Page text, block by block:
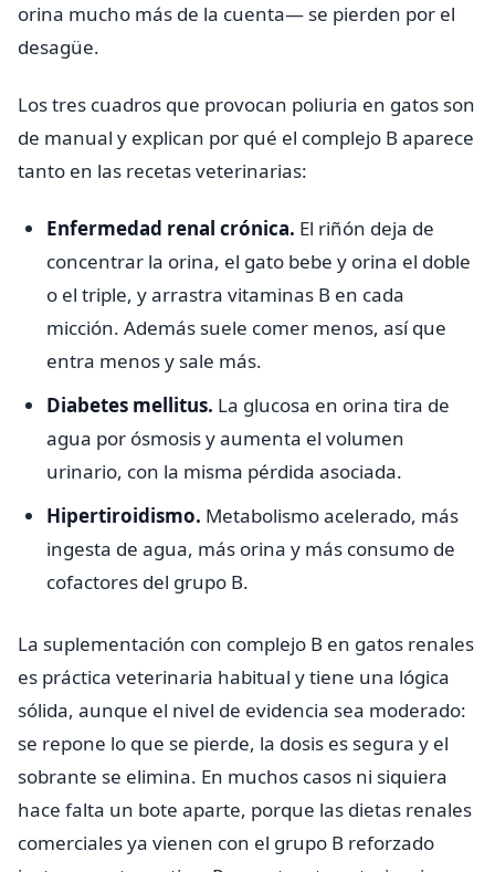
orina mucho más de la cuenta— se pierden por el
desagüe.
Los tres cuadros que provocan poliuria en gatos son
de manual y explican por qué el complejo B aparece
tanto en las recetas veterinarias:
Enfermedad renal crónica. El riñón deja de
concentrar la orina, el gato bebe y orina el doble
o el triple, y arrastra vitaminas B en cada
micción. Además suele comer menos, así que
entra menos y sale más.
Diabetes mellitus. La glucosa en orina tira de
agua por ósmosis y aumenta el volumen
urinario, con la misma pérdida asociada.
Hipertiroidismo. Metabolismo acelerado, más
ingesta de agua, más orina y más consumo de
cofactores del grupo B.
La suplementación con complejo B en gatos renales
es práctica veterinaria habitual y tiene una lógica
sólida, aunque el nivel de evidencia sea moderado:
se repone lo que se pierde, la dosis es segura y el
sobrante se elimina. En muchos casos ni siquiera
hace falta un bote aparte, porque las dietas renales
comerciales ya vienen con el grupo B reforzado